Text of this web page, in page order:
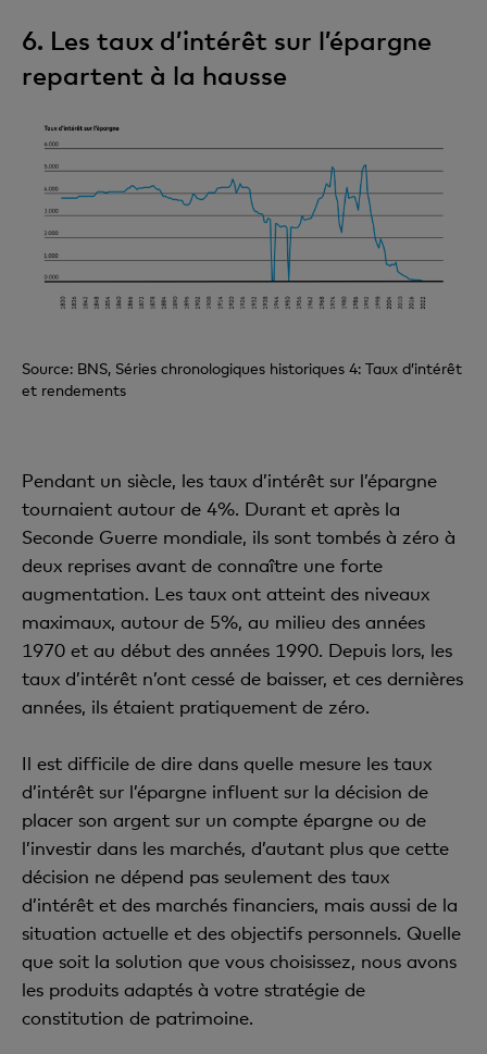
6. Les taux d’intérêt sur l’épargne
repartent à la hausse
Source: BNS, Séries chronologiques historiques 4: Taux d’intérêt
et rendements
Pendant un siècle, les taux d’intérêt sur l’épargne
tournaient autour de 4%. Durant et après la
Seconde Guerre mondiale, ils sont tombés à zéro à
deux reprises avant de connaître une forte
augmentation. Les taux ont atteint des niveaux
maximaux, autour de 5%, au milieu des années
1970 et au début des années 1990. Depuis lors, les
taux d’intérêt n’ont cessé de baisser, et ces dernières
années, ils étaient pratiquement de zéro.
Il est difficile de dire dans quelle mesure les taux
d’intérêt sur l’épargne influent sur la décision de
placer son argent sur un compte épargne ou de
l’investir dans les marchés, d’autant plus que cette
décision ne dépend pas seulement des taux
d’intérêt et des marchés financiers, mais aussi de la
situation actuelle et des objectifs personnels. Quelle
que soit la solution que vous choisissez, nous avons
les produits adaptés à votre stratégie de
constitution de patrimoine.